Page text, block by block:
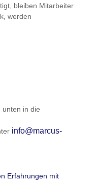
bleiben Mitarbeiter
werden
unten in die
info@marcus-
Erfahrungen mit